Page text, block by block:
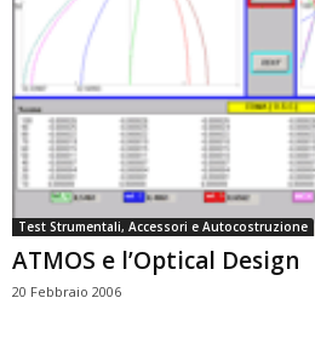
Test Strumentali, Accessori e Autocostruzione
ATMOS e l’Optical Design
20 Febbraio 2006